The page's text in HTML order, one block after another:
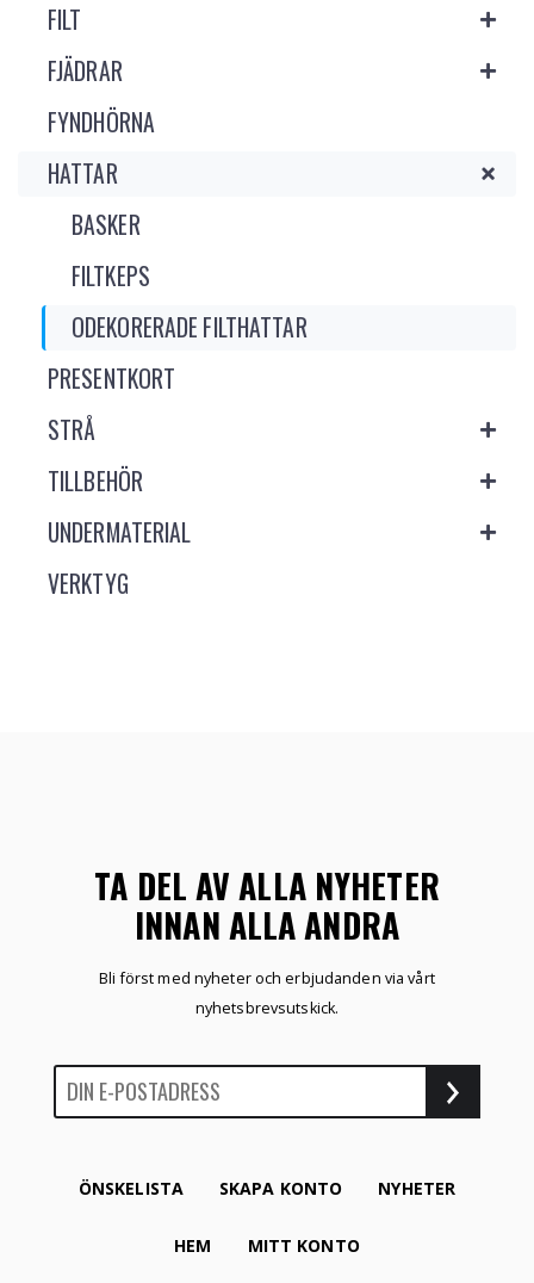
FILT
FJÄDRAR
FYNDHÖRNA
HATTAR
BASKER
FILTKEPS
ODEKORERADE FILTHATTAR
PRESENTKORT
STRÅ
TILLBEHÖR
UNDERMATERIAL
VERKTYG
TA DEL AV ALLA NYHETER
INNAN ALLA ANDRA
Bli först med nyheter och erbjudanden via vårt
nyhetsbrevsutskick.
ÖNSKELISTA SKAPA KONTO NYHETER
HEM MITT KONTO